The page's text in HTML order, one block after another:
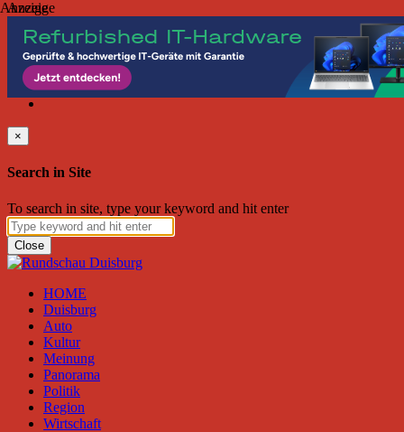
Samstag, August 08, 2026
Friend on Facebook
Subscribe to RSS
Search
×
Search in Site
To search in site, type your keyword and hit enter
Close
HOME
Duisburg
Auto
Kultur
Meinung
Panorama
Politik
Region
Wirtschaft
Anzeige
Anzeige